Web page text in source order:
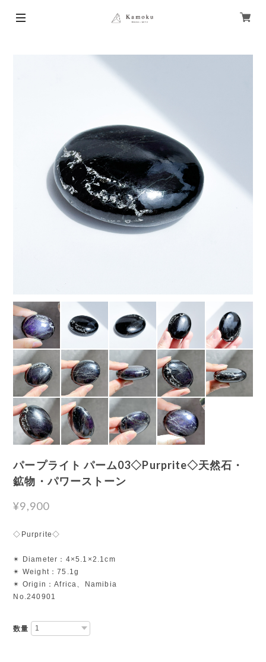
パープライト パーム03◇Purprite◇天然石・
鉱物・パワーストーン
¥9,900
◇Purprite◇
✴︎ Diameter：4×5.1×2.1cm
✴︎ Weight：75.1g
✴︎ Origin：Africa、Namibia
No.240901
数量